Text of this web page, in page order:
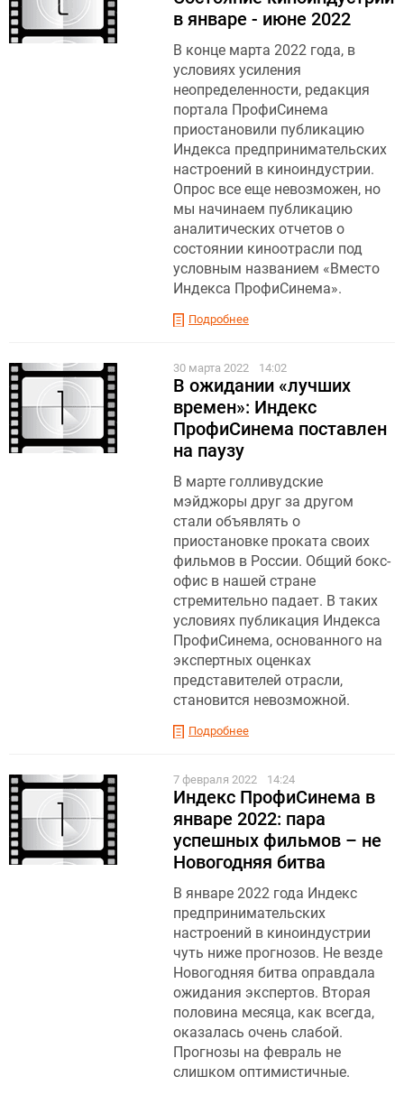
в январе - июне 2022
В конце марта 2022 года, в
условиях усиления
неопределенности, редакция
портала ПрофиСинема
приостановили публикацию
Индекса предпринимательских
настроений в киноиндустрии.
Опрос все еще невозможен, но
мы начинаем публикацию
аналитических отчетов о
состоянии киноотрасли под
условным названием «Вместо
Индекса ПрофиСинема».
Подробнее
30 марта 2022 14:02
В ожидании «лучших
времен»: Индекс
ПрофиСинема поставлен
на паузу
В марте голливудские
мэйджоры друг за другом
стали объявлять о
приостановке проката своих
фильмов в России. Общий бокс-
офис в нашей стране
стремительно падает. В таких
условиях публикация Индекса
ПрофиСинема, основанного на
экспертных оценках
представителей отрасли,
становится невозможной.
Подробнее
7 февраля 2022 14:24
Индекс ПрофиСинема в
январе 2022: пара
успешных фильмов – не
Новогодняя битва
В январе 2022 года Индекс
предпринимательских
настроений в киноиндустрии
чуть ниже прогнозов. Не везде
Новогодняя битва оправдала
ожидания экспертов. Вторая
половина месяца, как всегда,
оказалась очень слабой.
Прогнозы на февраль не
слишком оптимистичные.